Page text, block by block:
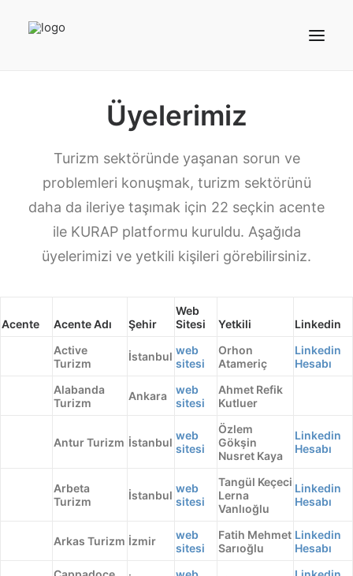
Arama Yap
Üyelerimiz
Turizm sektöründe yaşanan sorun ve
problemleri konuşmak, turizm sektörünü
daha da ileriye taşımak için 22 seçkin acente
ile KURAP platformu kuruldu. Aşağıda
üyelerimizi ve yetkili kişileri görebilirsiniz.
Acente Acente Adı Şehir
Web
Sitesi
Yetkili
Linkedin
Active
Turizm
İstanbul web
sitesi
Orhon
Atameriç
Linkedin
Hesabı
Alabanda
Turizm
Ankara
web
sitesi
Ahmet Refik
Kutluer
Antur Turizm İstanbul
web
sitesi
Özlem
Gökşin
Nusret Kaya
Linkedin
Hesabı
Arbeta
Turizm
İstanbul
web
sitesi
Tangül Keçeci
Lerna
Vanlıoğlu
Linkedin
Hesabı
Arkas Turizm İzmir
web
sitesi
Fatih Mehmet
Sarıoğlu
Linkedin
Hesabı